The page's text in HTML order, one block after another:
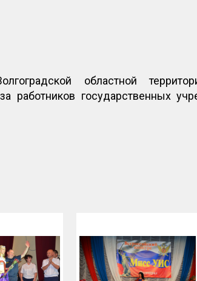
областной
работников государственных